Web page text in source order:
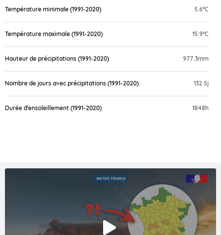
Température minimale (1991-2020) 5.6°C
Température maximale (1991-2020) 15.9°C
Hauteur de précipitations (1991-2020) 977.3mm
Nombre de jours avec précipitations (1991-2020) 132.5j
Durée d'ensoleillement (1991-2020) 1848h